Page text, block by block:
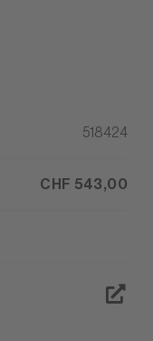
518424
CHF 543,00